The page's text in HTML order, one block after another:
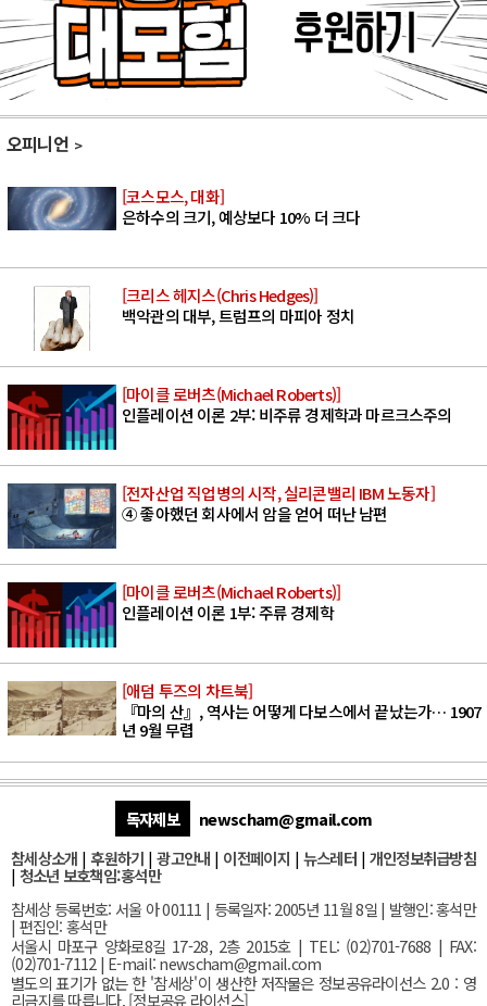
오피니언
[코스모스, 대화]
은하수의 크기, 예상보다 10% 더 크다
[크리스 헤지스(Chris Hedges)]
백악관의 대부, 트럼프의 마피아 정치
[마이클 로버츠(Michael Roberts)]
인플레이션 이론 2부: 비주류 경제학과 마르크스주의
[전자산업 직업병의 시작, 실리콘밸리 IBM 노동자]
④ 좋아했던 회사에서 암을 얻어 떠난 남편
[마이클 로버츠(Michael Roberts)]
인플레이션 이론 1부: 주류 경제학
[애덤 투즈의 차트북]
『마의 산』, 역사는 어떻게 다보스에서 끝났는가… 1907
년 9월 무렵
독자제보
newscham@gmail.com
참세상소개 | 후원하기 |광고안내 | 이전페이지 | 뉴스레터| 개인정보취급방침
| 청소년 보호책임:홍석만
참세상 등록번호: 서울 아 00111 | 등록일자: 2005년 11월 8일 | 발행인: 홍석만
| 편집인: 홍석만
서울시 마포구 양화로8길 17-28, 2층 2015호| TEL: (02)701-7688 | FAX:
(02)701-7112 | E-mail:newscham@gmail.com
별도의 표기가 없는 한 '참세상'이 생산한 저작물은 정보공유라이선스 2.0 : 영
리금지를 따릅니다. [정보공유 라이선스]